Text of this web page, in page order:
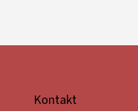
Kontakt